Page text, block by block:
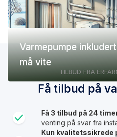
Varmepumpe
må vite
TILBUD FRA
Få tilbud på
Få 3 tilbud på 24
venting på svar fra
Kun kvalitetssikrede